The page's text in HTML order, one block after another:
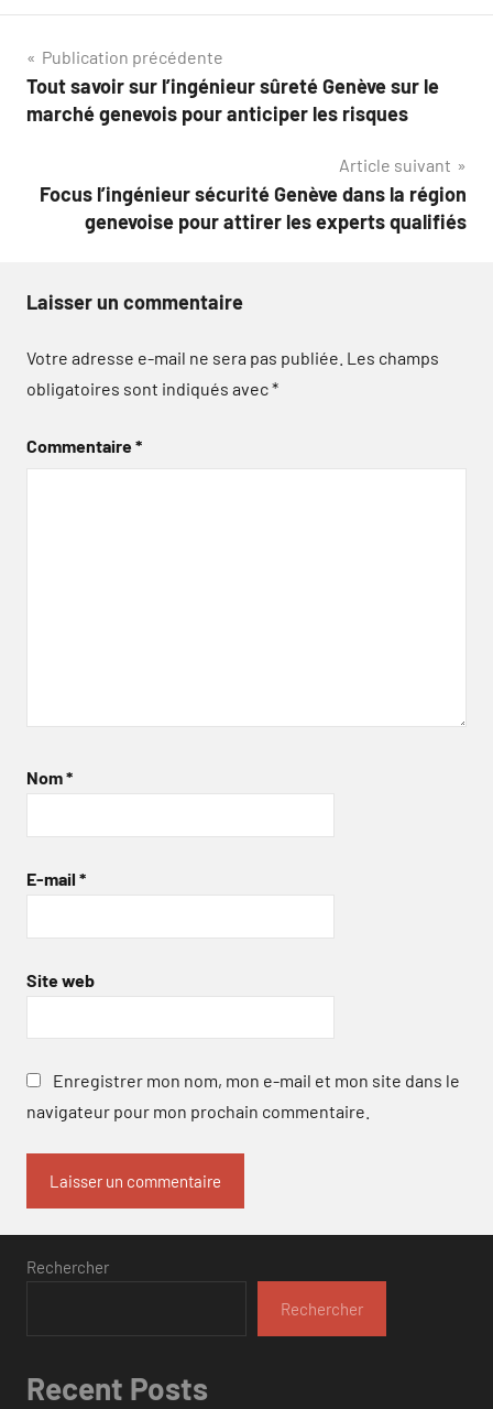
Navigation
de
Publication précédente
Tout savoir sur l’ingénieur sûreté Genève sur le
marché genevois pour anticiper les risques
Article suivant
Focus l’ingénieur sécurité Genève dans la région
genevoise pour attirer les experts qualifiés
Laisser un commentaire
Votre adresse e-mail ne sera pas publiée. Les champs
obligatoires sont indiqués avec*
Commentaire*
Nom*
E-mail *
Site web
Enregistrer mon nom, mon e-mail et mon site dans le
navigateur pour mon prochain commentaire.
Rechercher
Rechercher
Recent Posts